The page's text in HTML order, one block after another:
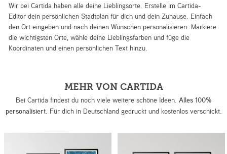
Wir bei Cartida haben alle deine Lieblingsorte. Erstelle im Cartida-
Editor dein persönlichen Stadtplan für dich und dein Zuhause. Einfach
den Ort eingeben und nach deinen Wünschen personalisieren: Markiere
die wichtigsten Orte, wähle deine Lieblingsfarben und füge die
Koordinaten und einen persönlichen Text hinzu.
MEHR VON CARTIDA
Bei Cartida findest du noch viele weitere schöne Ideen. Alles 100%
personalisiert. Für dich in Deutschland gedruckt und kostenlos verschickt.